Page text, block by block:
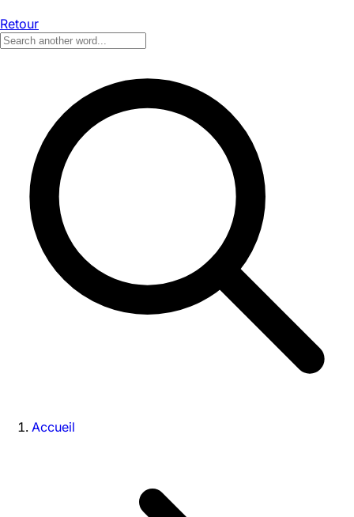
Retour
Accueil